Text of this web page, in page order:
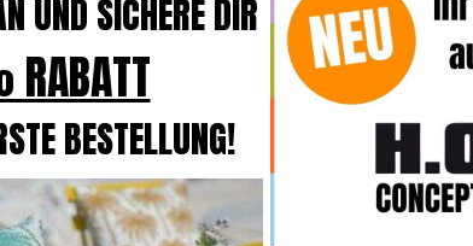
UND SICHERE DIR
BESTELLUNG!